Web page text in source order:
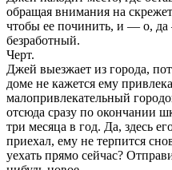
обращая внимания на
чтобы ее починить, и — о, да
безработный.
Черт.
Джей выезжает из города,
доме не кажется ему
малопривлекательный
отсюда сразу по окончании
три месяца в год. Да, здесь
приехал, ему не терпится
уехать прямо сейчас?